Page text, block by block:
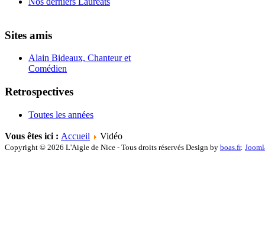
Sites amis
Alain Bideaux, Chanteur et
Comédien
Retrospectives
Toutes les années
Vous êtes ici : Accueil Vidéo
Copyright © 2026 L'Aigle de Nice - Tous droits réservés Design by boas.fr.